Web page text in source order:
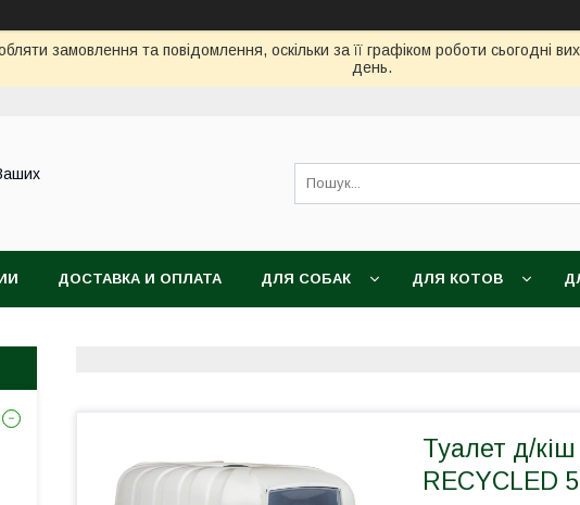
замовлення та повідомлення, оскільки за її графіком роботи сьогодні
день.
ДОСТАВКА И ОПЛАТА ДЛЯ СОБАК ДЛЯ КОТОВ
Туалет д/
RECYCLED